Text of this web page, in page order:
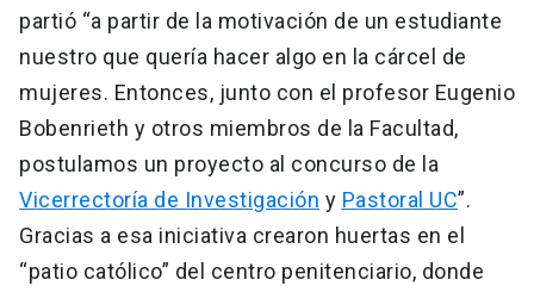
partió “a partir de la motivación de un estudiante
nuestro que quería hacer algo en la cárcel de
mujeres. Entonces, junto con el profesor Eugenio
Bobenrieth y otros miembros de la Facultad,
postulamos un proyecto al concurso de la
Vicerrectoría de Investigación y Pastoral UC”.
Gracias a esa iniciativa crearon huertas en el
“patio católico” del centro penitenciario, donde